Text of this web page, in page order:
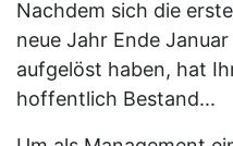
Nachdem sich die
neue Jahr Ende
aufgelöst haben, hat
hoffentlich Bestand...